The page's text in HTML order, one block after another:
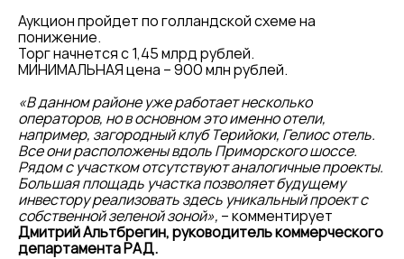
Аукцион пройдет по голландской схеме на
понижение.
Торг начнется с 1,45 млрд рублей.
МИНИМАЛЬНАЯ цена – 900 млн рублей.
«В данном районе уже работает несколько
операторов, но в основном это именно отели,
например, загородный клуб Терийоки, Гелиос отель.
Все они расположены вдоль Приморского шоссе.
Рядом с участком отсутствуют аналогичные проекты.
Большая площадь участка позволяет будущему
инвестору реализовать здесь уникальный проект с
собственной зеленой зоной», – комментирует
Дмитрий Альтбрегин, руководитель коммерческого
департамента РАД.